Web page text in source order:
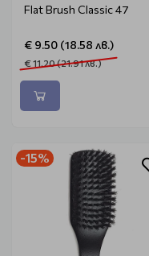
Flat Brush Classic 47
€ 9.50 (18.58 лв.)
€ 11.20 (21.91 лв.)
-15%